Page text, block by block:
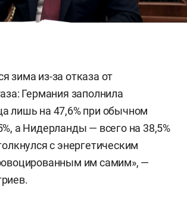
зима из-за отказа от
Германия заполнила
лишь на 47,6% при обычном
а Нидерланды — всего на 38,5%
с энергетическим
им самим», —